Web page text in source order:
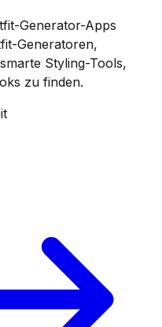
Generator-Apps
Generatoren,
Styling-Tools,
zu finden.